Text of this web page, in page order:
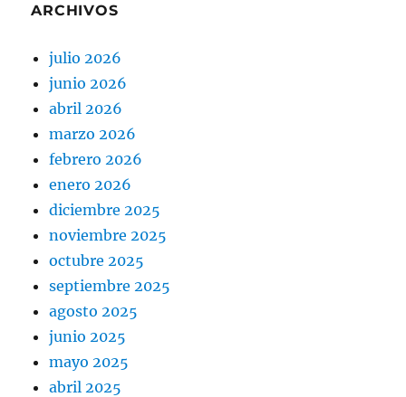
ARCHIVOS
julio 2026
junio 2026
abril 2026
marzo 2026
febrero 2026
enero 2026
diciembre 2025
noviembre 2025
octubre 2025
septiembre 2025
agosto 2025
junio 2025
mayo 2025
abril 2025